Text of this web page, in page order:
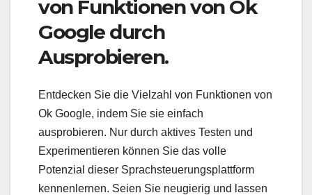
von Funktionen von Ok
Google durch
Ausprobieren.
Entdecken Sie die Vielzahl von Funktionen von
Ok Google, indem Sie sie einfach
ausprobieren. Nur durch aktives Testen und
Experimentieren können Sie das volle
Potenzial dieser Sprachsteuerungsplattform
kennenlernen. Seien Sie neugierig und lassen